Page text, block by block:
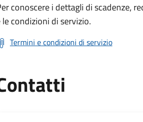
conoscere i dettagli di scadenze,
le condizioni di servizio.
Termini e condizioni di servizio